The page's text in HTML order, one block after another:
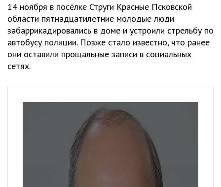
14 ноября в посёлке Струги Красные Псковской
области пятнадцатилетние молодые люди
забаррикадировались в доме и устроили стрельбу по
автобусу полиции. Позже стало известно, что ранее
они оставили прощальные записи в социальных
сетях.